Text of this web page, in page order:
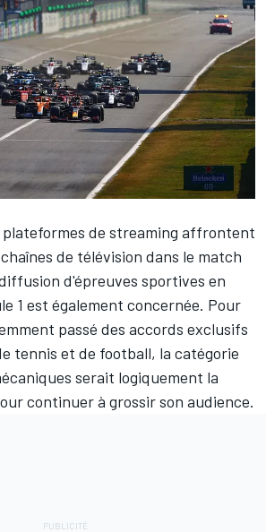
plateformes de streaming affrontent
de télévision dans le match
d'épreuves sportives en
1 est également concernée. Pour
passé des accords exclusifs
tennis et de football, la catégorie
serait logiquement la
continuer à grossir son audience.